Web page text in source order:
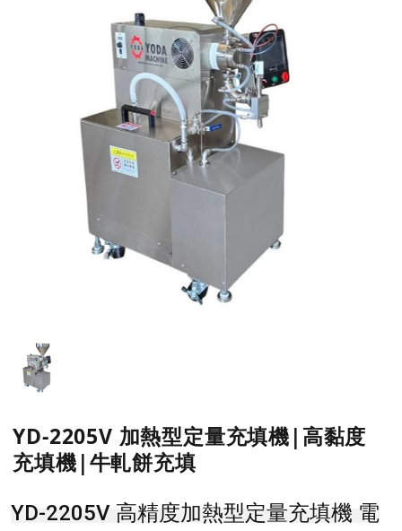
YD-2205V 加熱型定量充填機|高黏度
充填機|牛軋餅充填
YD-2205V 高精度加熱型定量充填機 電